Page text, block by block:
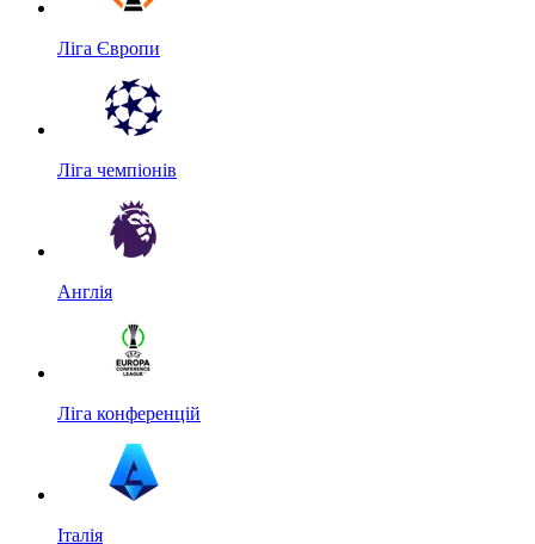
Ліга Європи
Ліга чемпіонів
Англія
Ліга конференцій
Італія